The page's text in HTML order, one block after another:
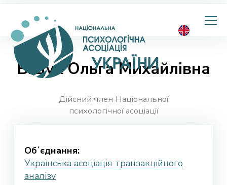
Національна
психологічна
Біщук Ольга Михайлівна
Дійсний член Національної
психологічної асоціації
Обʼєднання:
Українська асоціація транзакційного
аналізу